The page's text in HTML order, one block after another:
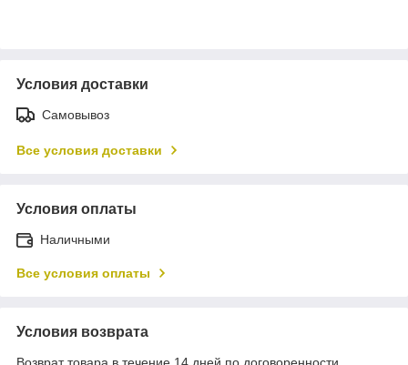
Условия доставки
Самовывоз
Все условия доставки
Условия оплаты
Наличными
Все условия оплаты
Условия возврата
Возврат товара в течение 14 дней по договоренности